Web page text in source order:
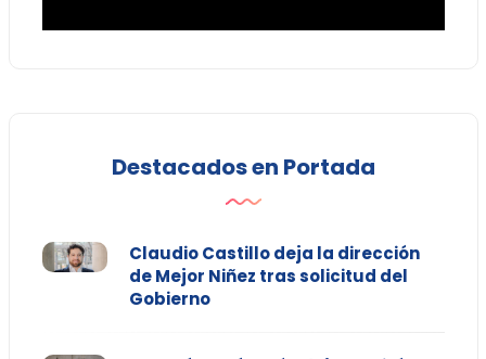
Destacados en Portada
Claudio Castillo deja la dirección
de Mejor Niñez tras solicitud del
Gobierno